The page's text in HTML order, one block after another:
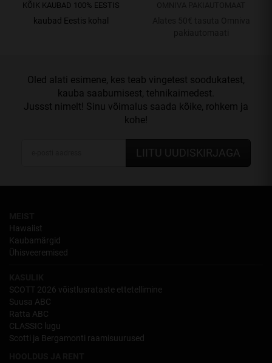
KÕIK KAUBAD 100% EESTIS
kaubad Eestis kohal
Oled alati esimene, kes teab vingetest soodukatest,
kauba saabumisest, tehnikaimedest.
Jussst nimelt! Sinu võimalus saada kõike, rohkem ja
kohe!
LIITU UUDISKIRJAGA
Hawaiist
Kaubamärgid
Ühisveeremised
SCOTT 2026 võistlusrataste ettetellimine
Suusa ABC
Ratta ABC
CLASSIC lugu
Scotti ja Bergamonti raamisuurused